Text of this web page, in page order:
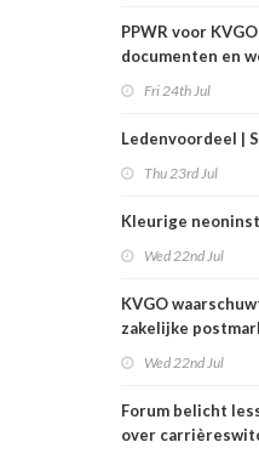
PPWR voor
documenten en
Fri 24th Jul
Ledenvoordeel |
Thu 23rd Jul
Kleurige
Wed 22nd Jul
KVGO
zakelijke
Wed 22nd Jul
Forum belicht
over